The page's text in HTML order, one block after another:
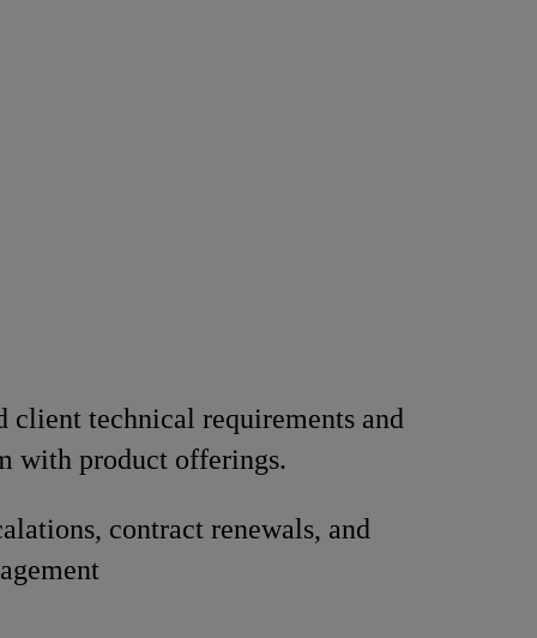
client technical requirements and
with product offerings.
contract renewals, and